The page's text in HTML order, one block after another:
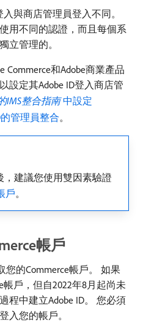
與商店管理員登入不同。
用不同的認證，而且每個系
立管理的。
Commerce和Adobe商業產品
設定其Adobe ID登入商店管
IMS整合指南​中設定
的管理員整合。
，建議您使用雙因素驗證
戶。
帳戶
您的Commerce帳戶。 如果
帳戶，但自2022年8月起尚未
程中建立Adobe ID。 您必須
入您的帳戶。